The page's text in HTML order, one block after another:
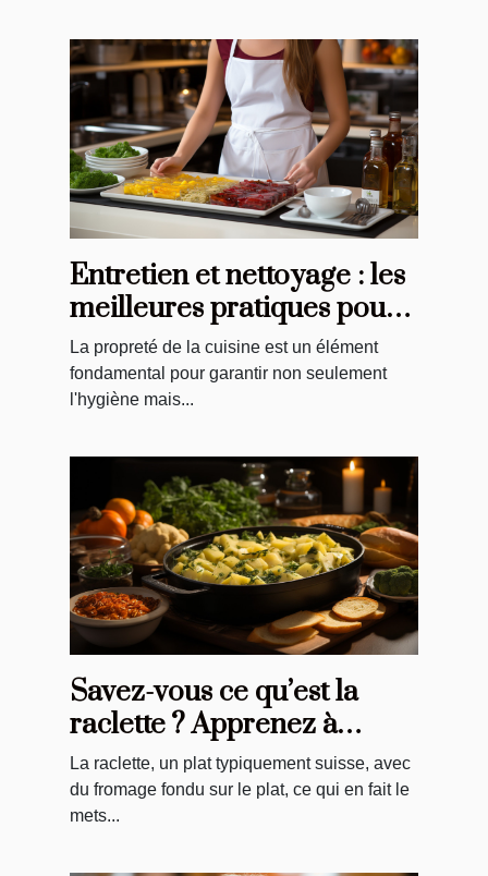
Entretien et nettoyage : les
meilleures pratiques pour
vos tabliers de cuisine
La propreté de la cuisine est un élément
fondamental pour garantir non seulement
l'hygiène mais...
Savez-vous ce qu’est la
raclette ? Apprenez à
préparer ce plat
typiquement suisse.
La raclette, un plat typiquement suisse, avec
du fromage fondu sur le plat, ce qui en fait le
mets...